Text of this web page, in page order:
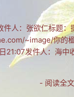
人：张欲仁标题
~image/你的
发件人：海中
- 阅读全